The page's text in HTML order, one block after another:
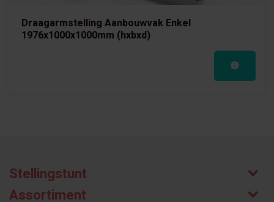
Draagarmstelling Aanbouwvak Enkel
1976x1000x1000mm (hxbxd)
Stellingstunt
Assortiment